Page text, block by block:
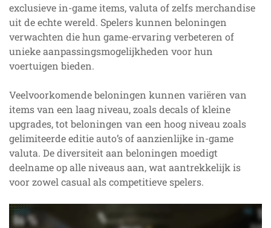
exclusieve in-game items, valuta of zelfs merchandise
uit de echte wereld. Spelers kunnen beloningen
verwachten die hun game-ervaring verbeteren of
unieke aanpassingsmogelijkheden voor hun
voertuigen bieden.
Veelvoorkomende beloningen kunnen variëren van
items van een laag niveau, zoals decals of kleine
upgrades, tot beloningen van een hoog niveau zoals
gelimiteerde editie auto’s of aanzienlijke in-game
valuta. De diversiteit aan beloningen moedigt
deelname op alle niveaus aan, wat aantrekkelijk is
voor zowel casual als competitieve spelers.